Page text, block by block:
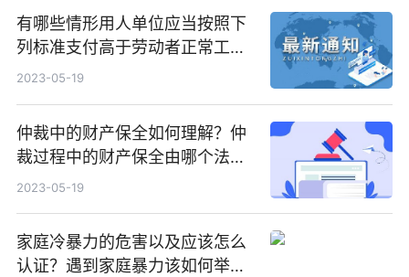
有哪些情形用人单位应当按照下
列标准支付高于劳动者正常工作
时间工资的工资报酬？
2023-05-19
仲裁中的财产保全如何理解？仲
裁过程中的财产保全由哪个法院
执行？
2023-05-19
家庭冷暴力的危害以及应该怎么
认证？遇到家庭暴力该如何举